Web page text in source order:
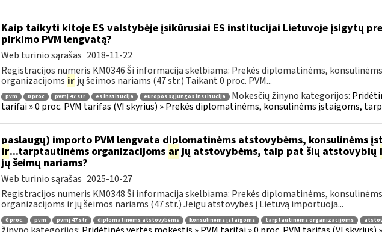
Kaip taikyti kitoje ES valstybėje įsikūrusiai ES institucijai Lietuvoje įsigytų
pirkimo PVM lengvatą?
Web turinio sąrašas 2018-11-22
Registracijos numeris KM0346 Ši informacija skelbiama: Prekės diplomatinėms,
organizacijoms ir jų šeimos nariams (47 str.) Taikant 0 proc. PVM...
pvm 0 proc pvmį 47 str es institucija europos sąjungos institucija Mokesčių žinyno kategorijos:
tarifai » 0 proc. PVM tarifas (VI skyrius) » Prekės diplomatinėms, konsulinėms įstaigoms,
paslaugų) importo PVM lengvata diplomatinėms atstovybėms, konsulinėms
ir...tarptautinėms organizacijoms arjų atstovybėms, taip pat šių atstovybių
jų šeimų nariams?
Web turinio sąrašas 2025-10-27
Registracijos numeris KM0348 Ši informacija skelbiama: Prekės diplomatinėms,
organizacijoms ir jų šeimos nariams (47 str.) Jeigu atstovybės į Lietuvą importuoja...
0 proc. pvm pvmį 47 str diplomatinėms atstovybėms konsulinėms įstaigoms tarptautinėms organizacijoms